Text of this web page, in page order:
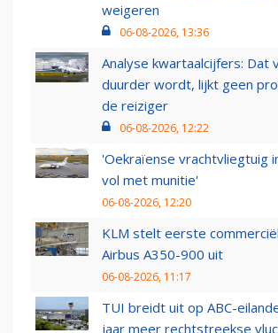
weigeren
06-08-2026, 13:36
Analyse kwartaalcijfers: Dat
duurder wordt, lijkt geen
de reiziger
06-08-2026, 12:22
'Oekraïense vrachtvliegtuig
vol met munitie'
06-08-2026, 12:20
KLM stelt eerste
Airbus A350-900 uit
06-08-2026, 11:17
TUI breidt uit op ABC-
jaar meer rechtstreekse